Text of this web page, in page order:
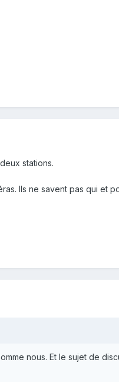
stations.
Ils ne savent pas qui et
nous. Et le sujet de